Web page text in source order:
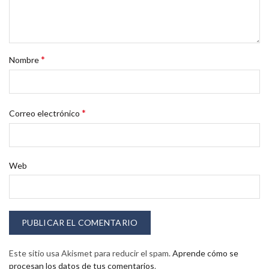
Nombre*
Correo electrónico *
Web
Este sitio usa Akismet para reducir el spam.Aprende cómo se
procesan los datos de tus comentarios.